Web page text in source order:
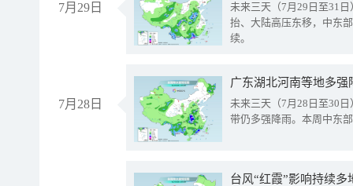
7月29日
未来三天（7月29日至31
抬、大陆高压东移，中东
续。
7月28日
广东湖北河南等地多
未来三天（7月28日至30
带仍多强降雨。本周中东
台风“红霞”影响持续